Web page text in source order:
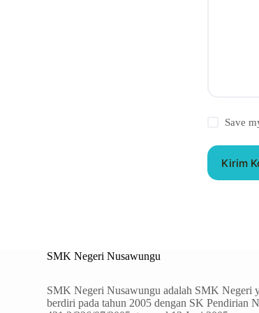
Save
Kirim
SMK Negeri Nusawungu
SMK Negeri Nusawungu adalah SMK Negeri
berdiri pada tahun 2005 dengan SK Pendirian